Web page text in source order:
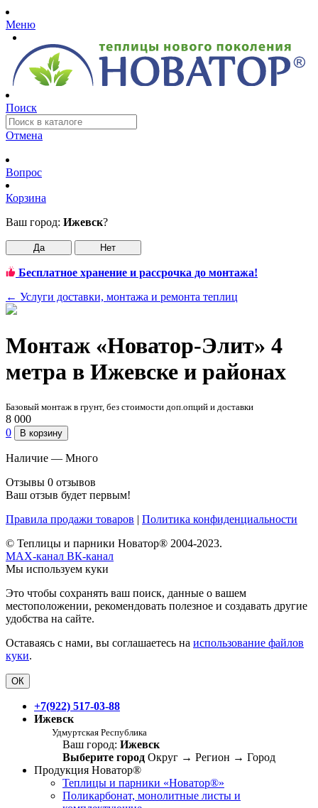
Меню
Поиск
Отмена
Вопрос
Корзина
Ваш город: Ижевск?
Да Нет
Бесплатное хранение и рассрочка до монтажа!
← Услуги доставки, монтажа и ремонта теплиц
Монтаж «Новатор-Элит» 4
метра в Ижевске и районах
Базовый монтаж в грунт, без стоимости доп.опций и доставки
8 000
0
В корзину
Наличие — Много
Отзывы 0 отзывов
Ваш отзыв будет первым!
Правила продажи товаров | Политика конфиденциальности
© Теплицы и парники Новатор® 2004-2023.
MAX-канал ВК-канал
Мы используем куки
Это чтобы сохранять ваш поиск, данные о вашем
местоположении, рекомендовать полезное и создавать другие
удобства на сайте.
Оставаясь с нами, вы соглашаетесь на использование файлов
куки.
ОК
+7(922) 517-03-88
Ижевск
Удмуртская Республика
Ваш город: Ижевск
Выберите город Округ → Регион → Город
Продукция Новатор®
Теплицы и парники «Новатор®»
Поликарбонат, монолитные листы и